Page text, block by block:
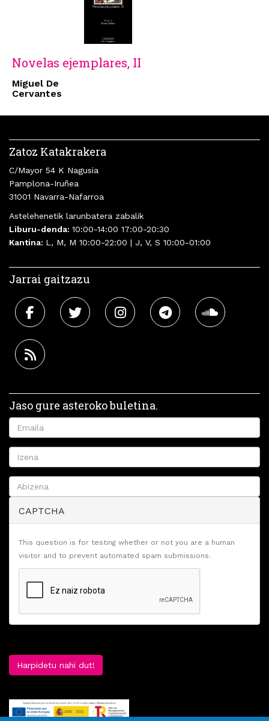
Novelas ejemplares, II
Miguel De
Cervantes
Zatoz Katakrakera
C/Mayor 54 K Nagusia
Pamplona-Iruñea
31001 Navarra-Nafarroa
Astelehenetik larunbatera zabalik
Liburu-denda: 10:00-14:00 17:00-20:30
Kantina: L, M, M 10:00-22:00 | J, V, S 10:00-01:00
Jarrai gaitzazu
Jaso gure asteroko buletina.
CAPTCHA
This question is for testing whether or not you are a human
visitor and to prevent automated spam submissions.
Harpidetu nahi dut!